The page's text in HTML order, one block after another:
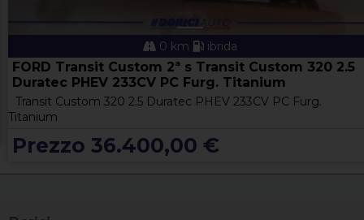
0 km ibrida
FORD Transit Custom 2ª s Transit Custom 320 2.5
Duratec PHEV 233CV PC Furg. Titanium
Transit Custom 320 2.5 Duratec PHEV 233CV PC Furg.
Titanium
Prezzo 36.400,00 €